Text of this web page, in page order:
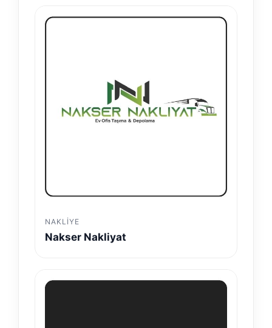
NAKLIYE
Nakser Nakliyat